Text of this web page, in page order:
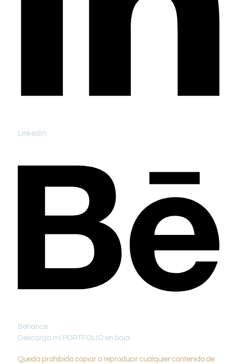
LinkedIn
Behance
Descarga mi PORTFOLIO en baja
Queda prohibido copiar o reproducir cualquier contenido de